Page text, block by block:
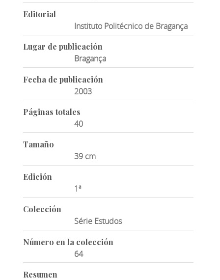
Editorial
Instituto Politécnico de Bragança
Lugar de publicación
Bragança
Fecha de publicación
2003
Páginas totales
40
Tamaño
39 cm
Edición
1ª
Colección
Série Estudos
Número en la colección
64
Resumen